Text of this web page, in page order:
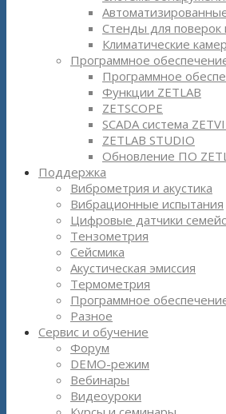
Стенды для поверок
Климатические
Программное
Программное
Функции ZETLAB
ZETSCOPE
SCADA система
ZETLAB STUDIO
Обновление ПО
Поддержка
Виброметрия и акустика
Вибрационные испытания
Цифровые датчики
Тензометрия
Сейсмика
Акустическая эмиссия
Термометрия
Программное
Разное
Сервис и обучение
Форум
DEMO-режим
Вебинары
Видеоуроки